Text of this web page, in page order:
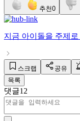
추천0
지금 아이돌을 주제로
스크랩 공유
목록
댓글12